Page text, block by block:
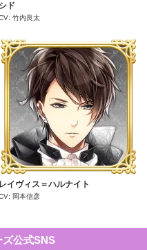
シド
竹内良太
レイヴィス＝ハルナイト
岡本信彦
公式SNS